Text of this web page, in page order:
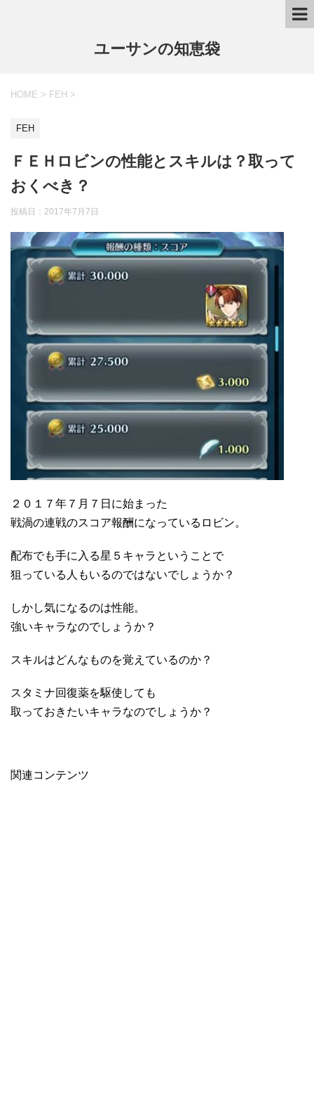
ユーサンの知恵袋
HOME > FEH >
FEH
ＦＥＨロビンの性能とスキルは？取って
おくべき？
投稿日： 2017年7月7日
２０１７年７月７日に始まった
戦渦の連戦のスコア報酬になっているロビン。
配布でも手に入る星５キャラということで
狙っている人もいるのではないでしょうか？
しかし気になるのは性能。
強いキャラなのでしょうか？
スキルはどんなものを覚えているのか？
スタミナ回復薬を駆使しても
取っておきたいキャラなのでしょうか？
関連コンテンツ